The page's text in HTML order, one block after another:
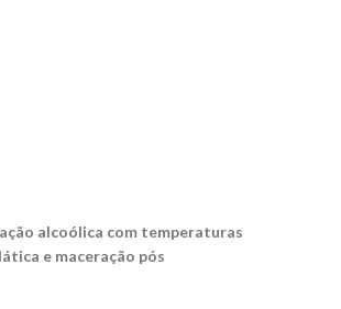
alcoólica com temperaturas
e maceração pós